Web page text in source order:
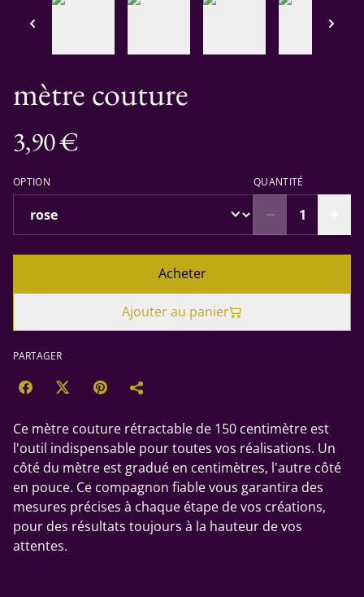
mètre couture
3,90 €
OPTION QUANTITÉ
Acheter
Ajouter au panier
PARTAGER
Ce mètre couture rétractable de 150 centimètre est
l'outil indispensable pour toutes vos réalisations. Un
côté du mètre est gradué en centimètres, l'autre côté
en pouce. Ce compagnon fiable vous garantira des
mesures précises à chaque étape de vos créations,
pour des résultats toujours à la hauteur de vos
attentes.